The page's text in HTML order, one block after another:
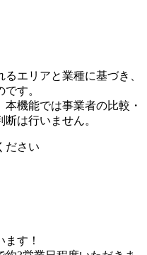
エリアと業種に基づき、
す。
機能では事業者の比較・
は行いません。
ださい
す！